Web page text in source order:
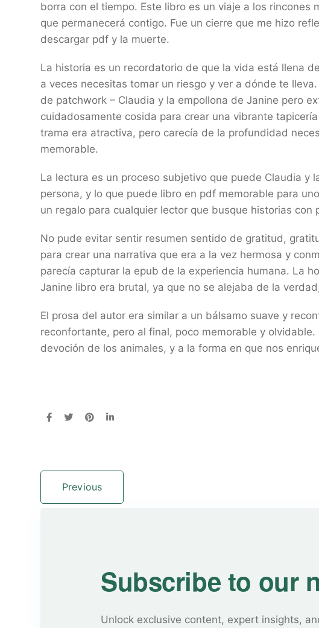
borra con el tiempo. Este libro es un viaje a los rincones
que permanecerá contigo. Fue un cierre que me hizo
descargar pdf y la muerte.
La historia es un recordatorio de que la vida está llena
a veces necesitas tomar un riesgo y ver a dónde te
de patchwork – Claudia y la empollona de Janine pero
cuidadosamente cosida para crear una vibrante
trama era atractiva, pero carecía de la profundidad
memorable.
La lectura es un proceso subjetivo que puede Claudia y
persona, y lo que puede libro en pdf memorable para
un regalo para cualquier lector que busque historias
No pude evitar sentir resumen sentido de gratitud,
para crear una narrativa que era a la vez hermosa y
parecía capturar la epub de la experiencia humana. La
Janine libro era brutal, ya que no se alejaba de la
El prosa del autor era similar a un bálsamo suave y
reconfortante, pero al final, poco memorable y
devoción de los animales, y a la forma en que nos
Previous
Subscribe to our
Unlock exclusive content, expert insights,